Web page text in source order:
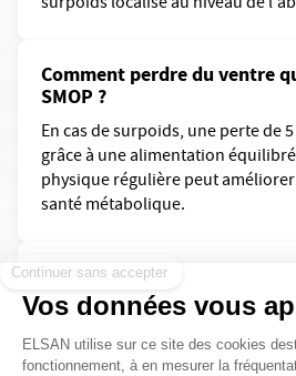
Vos données vous
ELSAN utilise sur ce site des cookies
fonctionnement, à en mesurer la
Comment perdre du ventre
SMOP ?
En cas de surpoids, une perte de
grâce à une alimentation
physique régulière peut
santé métabolique.
Quelles maladies sont
Plusieurs maladies peuvent
proches du SOPK (règles
acné ou troubles de la fertilité).